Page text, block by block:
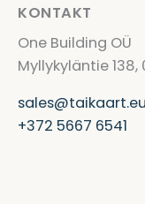
KONTAKT
One Building OÜ
Myllykyläntie
sales@taikaart.eu
+372 5667 6541